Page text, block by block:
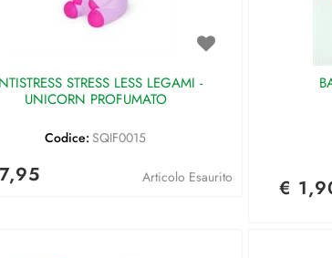
STRESS LESS LEGAMI -
UNICORN PROFUMATO
Codice: SQIF0015
Articolo Esaurito €